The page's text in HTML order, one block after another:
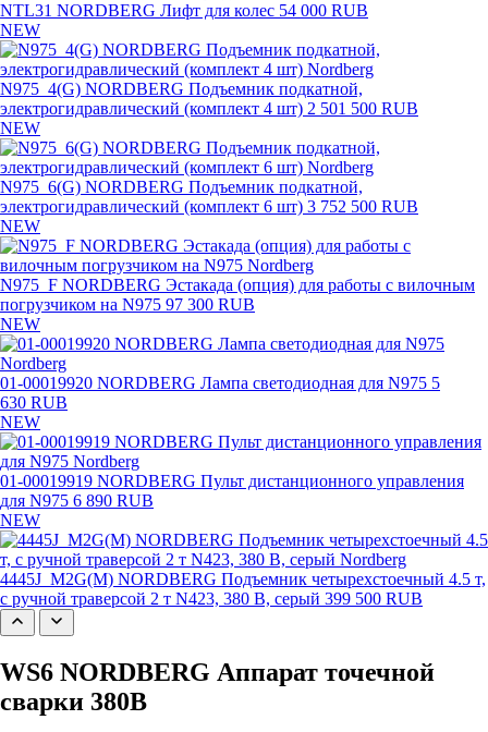
NTL31 NORDBERG Лифт для колес 54 000 RUB
NEW
N975_4(G) NORDBERG Подъемник подкатной,
электрогидравлический (комплект 4 шт) 2 501 500 RUB
NEW
N975_6(G) NORDBERG Подъемник подкатной,
электрогидравлический (комплект 6 шт) 3 752 500 RUB
NEW
N975_F NORDBERG Эстакада (опция) для работы с вилочным
погрузчиком на N975 97 300 RUB
NEW
01-00019920 NORDBERG Лампа светодиодная для N975 5
630 RUB
NEW
01-00019919 NORDBERG Пульт дистанционного управления
для N975 6 890 RUB
NEW
4445J_M2G(M) NORDBERG Подъемник четырехстоечный 4.5 т,
с ручной траверсой 2 т N423, 380 В, серый 399 500 RUB
WS6 NORDBERG Аппарат точечной
сварки 380В